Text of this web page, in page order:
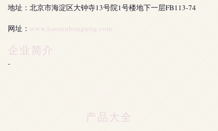
地址：北京市海淀区大钟寺13号院1号楼地下一层FB113-74
网址： www.haosenhongteng.com
企业简介
-
产品大全